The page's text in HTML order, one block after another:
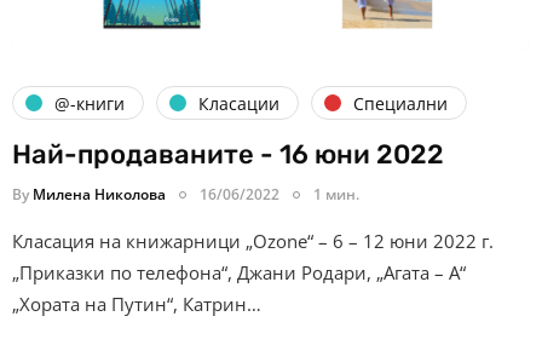
@-книги Класации Специални
Най-продаваните - 16 юни 2022
By Милена Николова 16/06/2022 1 мин.
Класация на книжарници „Ozone“ – 6 – 12 юни 2022 г.
„Приказки по телефона“, Джани Родари, „Агата – А“
„Хората на Путин“, Катрин…